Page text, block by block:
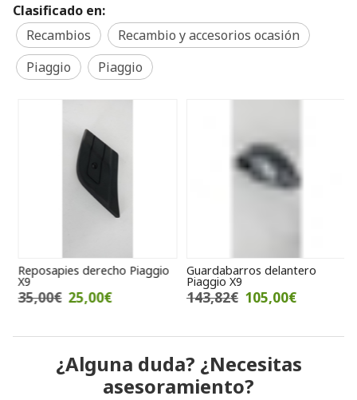
Clasificado en:
Recambios
Recambio y accesorios ocasión
Piaggio
Piaggio
Reposapies derecho Piaggio
X9
35,00€ 25,00€
Guardabarros delantero
Piaggio X9
143,82€ 105,00€
¿Alguna duda? ¿Necesitas
asesoramiento?